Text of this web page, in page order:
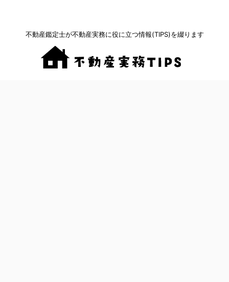
不動産鑑定士が不動産実務に役に立つ情報(TIPS)を綴ります